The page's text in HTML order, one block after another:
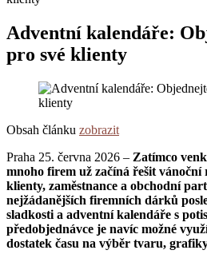
Adventní kalendáře:
pro své klienty
Obsah článku zobrazit
Praha 25. června 2026 – Zatímco
mnoho firem už začíná řešit
klienty, zaměstnance a obchodní
nejžádanějších firemních dárků
sladkosti a adventní kalendáře s
předobjednávce je navíc možné
dostatek času na výběr tvaru,